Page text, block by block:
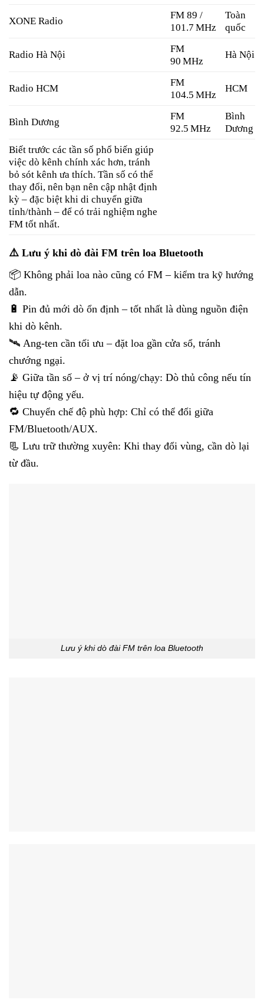
XONE Radio
FM 89 /
101.7 MHz
Toàn
quốc
Radio Hà Nội
FM
90 MHz
Hà Nội
Radio HCM
FM
104.5 MHz
HCM
Bình Dương
FM
92.5 MHz
Bình
Dương
Biết trước các tần số phổ biến giúp
việc dò kênh chính xác hơn, tránh
bỏ sót kênh ưa thích. Tần số có thể
thay đổi, nên bạn nên cập nhật định
kỳ – đặc biệt khi di chuyển giữa
tỉnh/thành – để có trải nghiệm nghe
FM tốt nhất.
⚠️ Lưu ý khi dò đài FM trên loa Bluetooth
📦 Không phải loa nào cũng có FM – kiểm tra kỹ hướng
dẫn.
🔋 Pin đủ mới dò ổn định – tốt nhất là dùng nguồn điện
khi dò kênh.
🛰️ Ang-ten cần tối ưu – đặt loa gần cửa sổ, tránh
chướng ngại.
📡 Giữa tần số – ở vị trí nóng/chạy: Dò thủ công nếu tín
hiệu tự động yếu.
🔁 Chuyển chế độ phù hợp: Chỉ có thể đổi giữa
FM/Bluetooth/AUX.
📃 Lưu trữ thường xuyên: Khi thay đổi vùng, cần dò lại
từ đầu.
Lưu ý khi dò đài FM trên loa Bluetooth